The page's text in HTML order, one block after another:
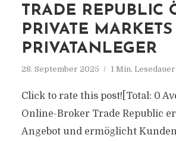
TRADE REPUBLIC
PRIVATE
PRIVATANLEGER
28. September 2025 1 Min. Lesedauer
Click to rate this post![Total: 0
Online-Broker Trade Republic
Angebot und ermöglicht